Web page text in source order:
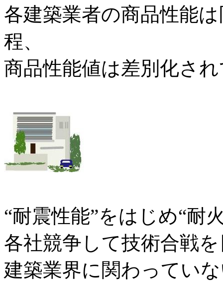
各建築業者の商品性能
程、
商品性能値は差別化さ
“耐震性能”をはじめ“耐
各社競争して技術合戦
建築業界に関わってい